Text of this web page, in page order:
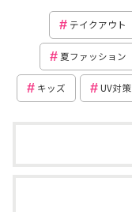
テイクアウト
夏ファッション
キッズ UV対策